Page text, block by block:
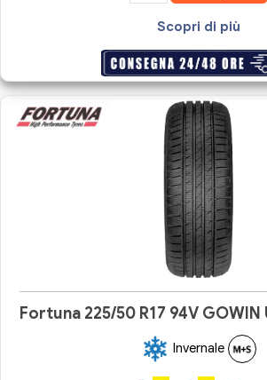
Scopri di più
Fortuna 225/50 R17 94V GOWIN
Invernale